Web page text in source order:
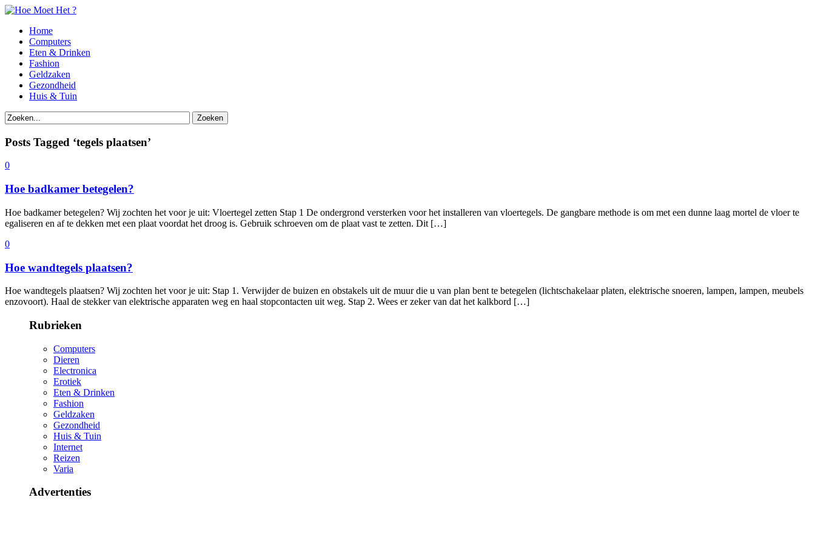
Home
Computers
Eten & Drinken
Fashion
Geldzaken
Gezondheid
Huis & Tuin
Posts Tagged ‘tegels plaatsen’
0
Hoe badkamer betegelen?
Hoe badkamer betegelen? Wij zochten het voor je uit: Vloertegel zetten Stap 1 De ondergrond versterken voor het installeren van vloertegels. De gangbare methode is om met een dunne laag mortel de vloer te
egaliseren en af te dekken met een plaat voordat het droog is. Gebruik schroeven om de plaat vast te zetten. Dit […]
0
Hoe wandtegels plaatsen?
Hoe wandtegels plaatsen? Wij zochten het voor je uit: Stap 1. Verwijder de buizen en obstakels uit de muur die u van plan bent te betegelen (lichtschakelaar platen, elektrische snoeren, lampen, lampen, meubels
enzovoort). Haal de stekker van elektrische apparaten weg en haal stopcontacten uit weg. Stap 2. Wees er zeker van dat het kalkbord […]
Rubrieken
Computers
Dieren
Electronica
Erotiek
Eten & Drinken
Fashion
Geldzaken
Gezondheid
Huis & Tuin
Internet
Reizen
Varia
Advertenties